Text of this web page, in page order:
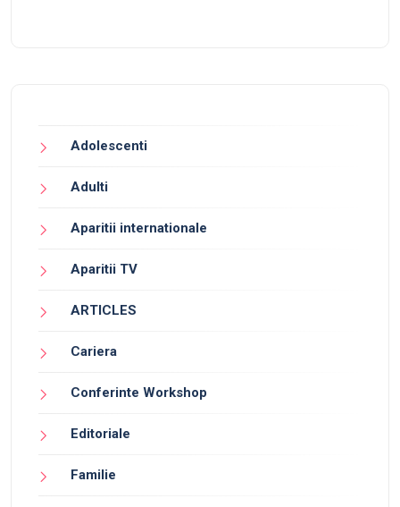
Adolescenti
Adulti
Aparitii internationale
Aparitii TV
ARTICLES
Cariera
Conferinte Workshop
Editoriale
Familie